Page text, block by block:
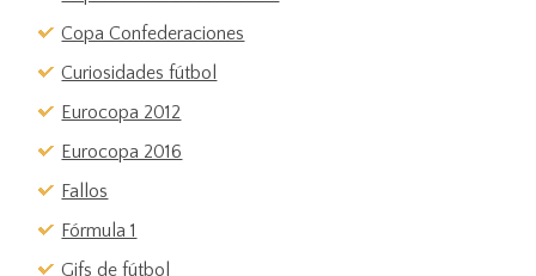
Copa Confederaciones
Curiosidades fútbol
Eurocopa 2012
Eurocopa 2016
Fallos
Fórmula 1
Gifs de fútbol